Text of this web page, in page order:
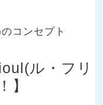
コンセプト
ル・フリ
】